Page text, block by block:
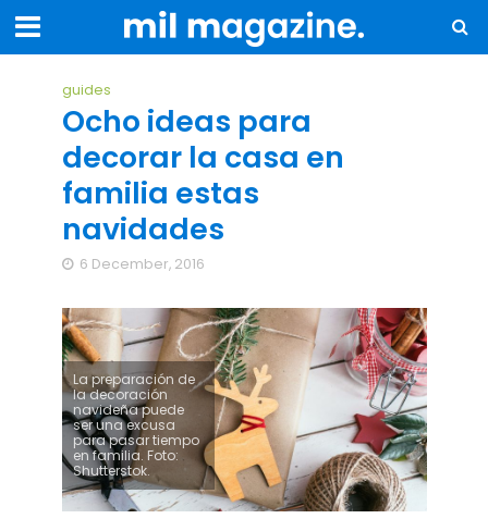
guides
Ocho ideas para
decorar la casa en
familia estas
navidades
6 December, 2016
La preparación de
la decoración
navideña puede
ser una excusa
para pasar tiempo
en familia. Foto:
Shutterstok.